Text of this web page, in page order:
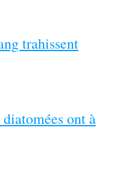
trahissent
ont à